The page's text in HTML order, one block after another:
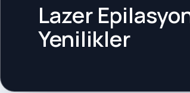
Lazer
Yenilikler